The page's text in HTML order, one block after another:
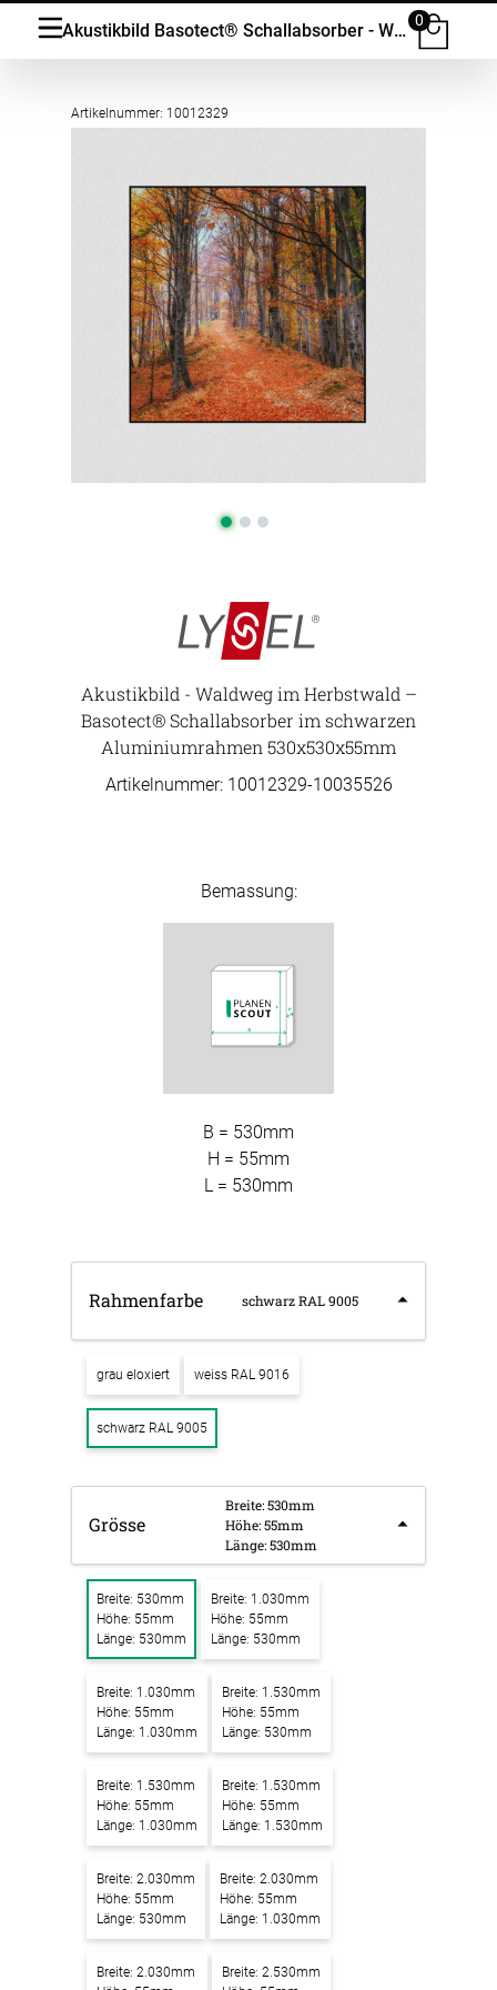
Akustikbild Basotect® Schallabsorber - Waldweg im Herbstwald in vielen Grössen
0
Artikelnummer: 10012329
Akustikbild - Waldweg im Herbstwald –
Basotect® Schallabsorber im schwarzen
Aluminiumrahmen 530x530x55mm
Artikelnummer: 10012329-10035526
Bemassung:
B = 530mm
H = 55mm
L = 530mm
Rahmenfarbe schwarz RAL 9005
grau eloxiert weiss RAL 9016
schwarz RAL 9005
Grösse
Breite: 530mm
Höhe: 55mm
Länge: 530mm
Breite: 530mm
Höhe: 55mm
Länge: 530mm
Breite: 1.030mm
Höhe: 55mm
Länge: 530mm
Breite: 1.030mm
Höhe: 55mm
Länge: 1.030mm
Breite: 1.530mm
Höhe: 55mm
Länge: 530mm
Breite: 1.530mm
Höhe: 55mm
Länge: 1.030mm
Breite: 1.530mm
Höhe: 55mm
Länge: 1.530mm
Breite: 2.030mm
Höhe: 55mm
Länge: 530mm
Breite: 2.030mm
Höhe: 55mm
Länge: 1.030mm
Breite: 2.030mm
Breite: 2.530mm